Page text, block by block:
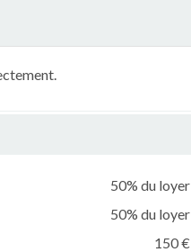
50% du loyer
50% du loyer
150 €